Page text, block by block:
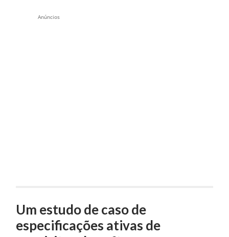
Anúncios
Um estudo de caso de
especificações ativas de